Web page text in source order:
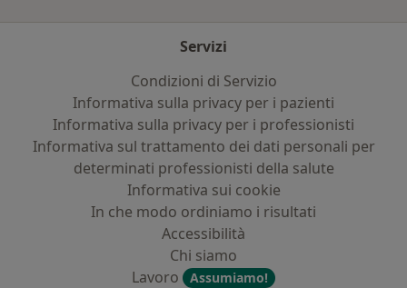
Servizi
Condizioni di Servizio
Informativa sulla privacy per i pazienti
Informativa sulla privacy per i professionisti
Informativa sul trattamento dei dati personali per
determinati professionisti della salute
Informativa sui cookie
In che modo ordiniamo i risultati
Accessibilità
Chi siamo
Lavoro
Assumiamo!